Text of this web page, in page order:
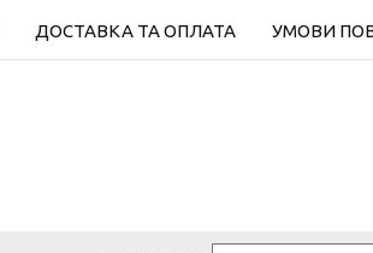
ДОСТАВКА ТА ОПЛАТА УМОВИ